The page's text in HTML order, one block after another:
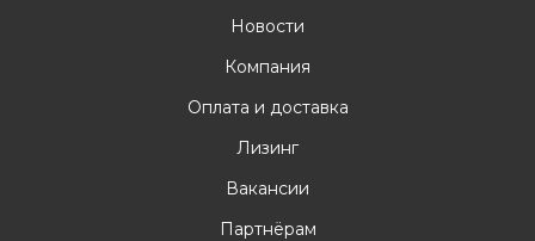
Новости
Компания
Оплата и доставка
Лизинг
Вакансии
Партнёрам